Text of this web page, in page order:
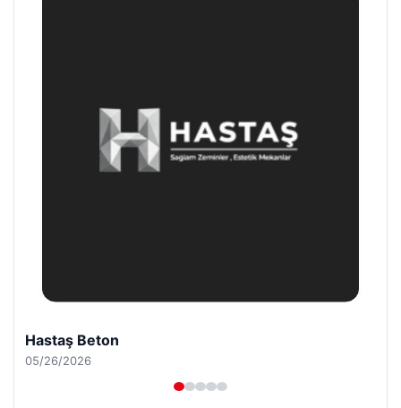
Prenses Night Club
04/29/2026